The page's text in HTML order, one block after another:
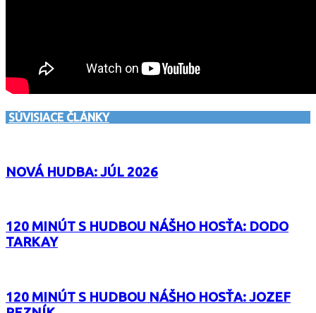
SÚVISIACE ČLÁNKY
NOVÁ HUDBA: JÚL 2026
120 MINÚT S HUDBOU NÁŠHO HOSŤA: DODO
TARKAY
120 MINÚT S HUDBOU NÁŠHO HOSŤA: JOZEF